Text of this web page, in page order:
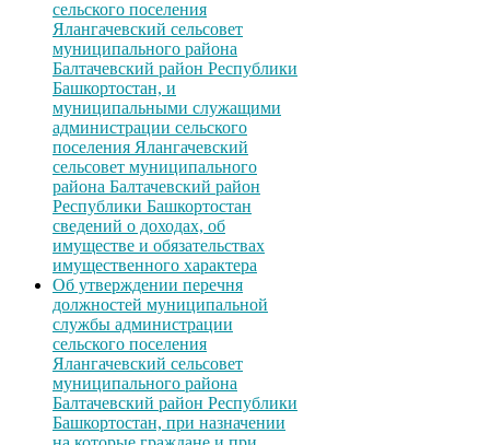
сельского поселения
Ялангачевский сельсовет
муниципального района
Балтачевский район Республики
Башкортостан, и
муниципальными служащими
администрации сельского
поселения Ялангачевский
сельсовет муниципального
района Балтачевский район
Республики Башкортостан
сведений о доходах, об
имуществе и обязательствах
имущественного характера
Об утверждении перечня
должностей муниципальной
службы администрации
сельского поселения
Ялангачевский сельсовет
муниципального района
Балтачевский район Республики
Башкортостан, при назначении